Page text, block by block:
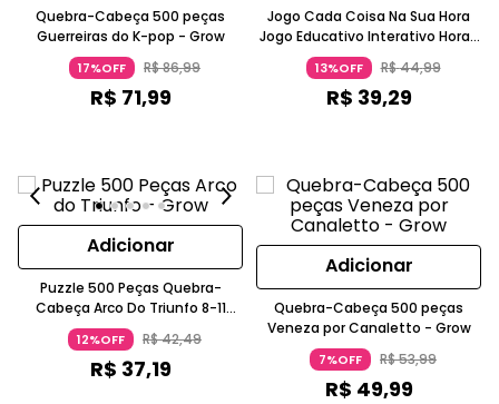
Quebra-Cabeça 500 peças
Guerreiras do K-pop - Grow
17%OFF R$86,99
R$ 71,99
Jogo Cada Coisa Na Sua Hora
Jogo Educativo Interativo Horas
E Rotina 5-7 Anos Grow
13%OFF R$44,99
R$ 39,29
Adicionar
Puzzle 500 Peças Quebra-
Cabeça Arco Do Triunfo 8-11
Anos GROW
12%OFF R$42,49
R$ 37,19
Adicionar
Quebra-Cabeça 500 peças
Veneza por Canaletto - Grow
7%OFF R$53,99
R$ 49,99